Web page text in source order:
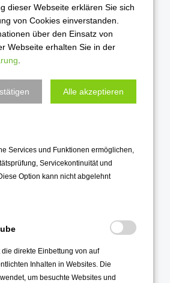
dieser Webseite erklären Sie sich
von Cookies einverstanden.
über den Einsatz von
Webseite erhalten Sie in der
Alle akzeptieren
Services und Funktionen ermöglichen,
Servicekontinuität und
Option kann nicht abgelehnt
direkte Einbettung von auf
Inhalten in Websites. Die
um besuchte Websites und